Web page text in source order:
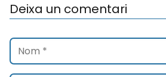
Deixa un comentari